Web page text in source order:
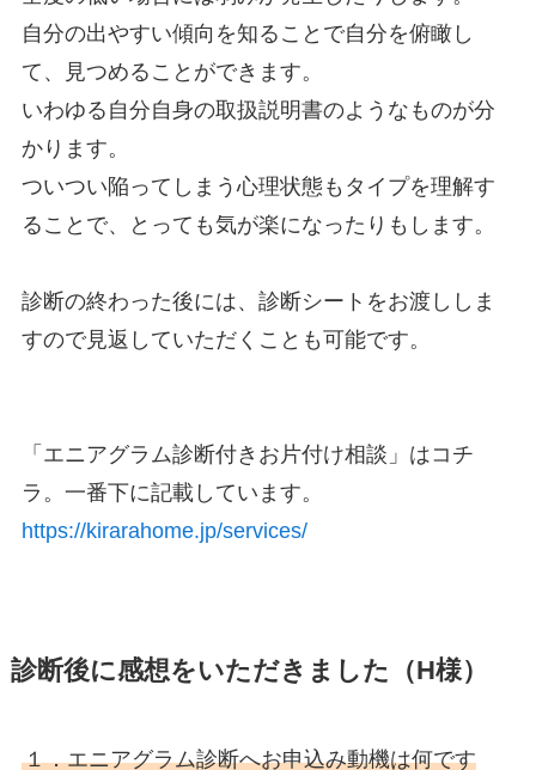
自分の出やすい傾向を知ることで自分を俯瞰し
て、見つめることができます。
いわゆる自分自身の取扱説明書のようなものが分
かります。
ついつい陥ってしまう心理状態もタイプを理解す
ることで、とっても気が楽になったりもします。
診断の終わった後には、診断シートをお渡ししま
すので見返していただくことも可能です。
「エニアグラム診断付きお片付け相談」はコチ
ラ。一番下に記載しています。
https://kirarahome.jp/services/
診断後に感想をいただきました（H様）
１．エニアグラム診断へお申込み動機は何です